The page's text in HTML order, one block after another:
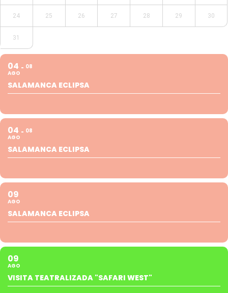
24 25 26 27 28 29 30
31
04
AGO
08
SALAMANCA ECLIPSA
04
AGO
08
SALAMANCA ECLIPSA
09
AGO
SALAMANCA ECLIPSA
09
AGO
VISITA TEATRALIZADA "SAFARI WEST"